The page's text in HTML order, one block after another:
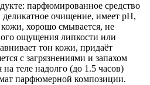
парфюмированное средство
очищение, имеет pH,
хорошо смывается, не
ощущения липкости или
тон кожи, придаёт
с загрязнениями и запахом
теле надолго (до 1.5 часов)
парфюмерной композиции.